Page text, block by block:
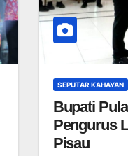
SEPUTAR KAHAYAN
Bupati
Pengurus
Pisau